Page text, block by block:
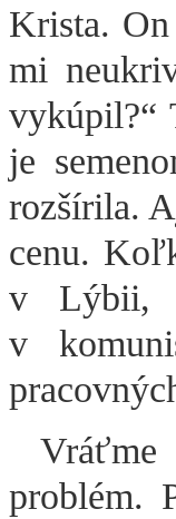
Krista.
mi
vykúpil?“
je
rozšírila.
cenu.
v Lýbii,
v
problém.